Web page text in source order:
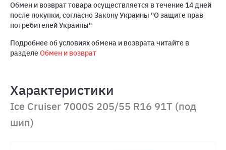
Обмен и возврат товара осуществляется в течение 14 дней
после покупки, согласно Закону Украины "О защите прав
потребителей Украины"
Подробнее об условиях обмена и возврата читайте в
разделеОбмен и возврат
Характеристики
Ice Cruiser 7000S 205/55 R16 91T (под
шип)